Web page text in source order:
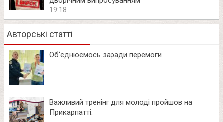
19:18
Авторські статті
Об‘єднюємось заради перемоги
Важливий тренінг для молоді пройшов на
Прикарпатті.